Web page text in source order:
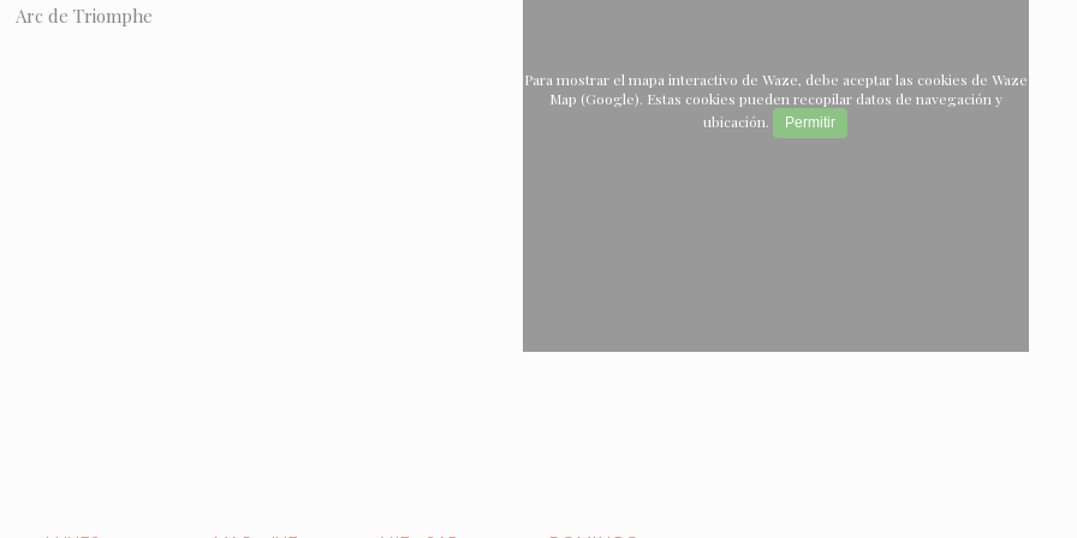
Arc de Triomphe
Para mostrar el mapa interactivo de Waze, debe aceptar las cookies de Waze
Map (Google). Estas cookies pueden recopilar datos de navegación y
ubicación.
Permitir